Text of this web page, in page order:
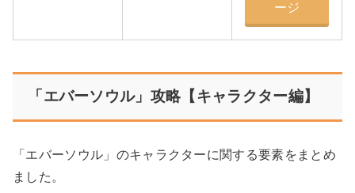
ージ
「エバーソウル」攻略【キャラクター編】
「エバーソウル」のキャラクターに関する要素をまとめ
ました。